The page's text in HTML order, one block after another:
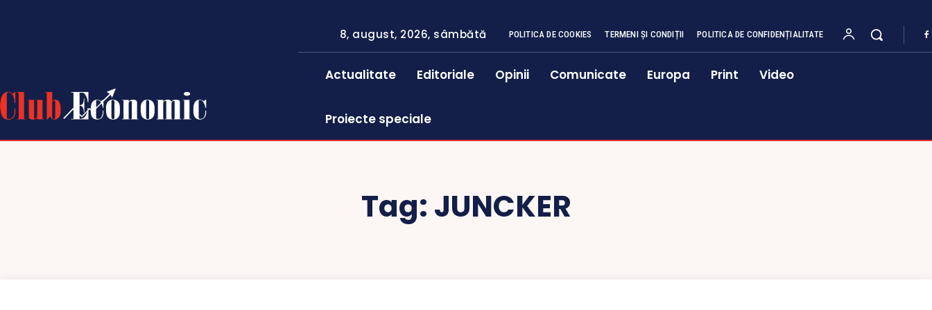
8, august, 2026, sâmbătă POLITICA DE COOKIES TERMENI ȘI CONDIȚII POLITICA DE CONFIDENȚIALITATE
Actualitate Editoriale Opinii Comunicate Europa Print Video
Proiecte speciale
Tag: JUNCKER